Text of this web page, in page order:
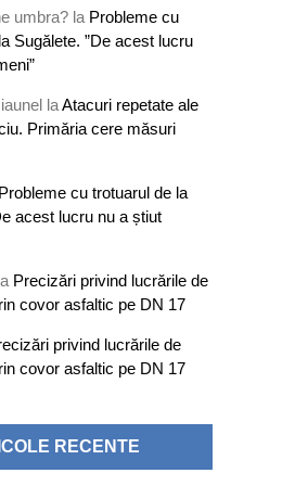
umbra? la Probleme cu
Sugălete. ”De acest lucru
laAtacuri repetate ale
Primăria cere măsuri
Probleme cu trotuarul de la
acest lucru nu a știut
Precizări privind lucrările de
covor asfaltic pe DN 17
privind lucrările de
covor asfaltic pe DN 17
RECENTE